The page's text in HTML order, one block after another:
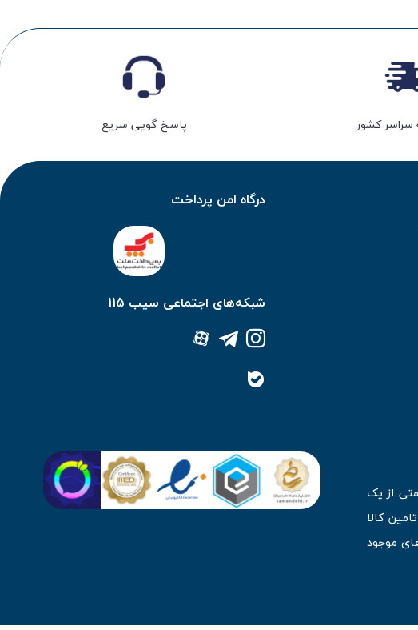
سراسر کشور پاسخ گویی سریع
درگاه امن پرداخت
شبکه‌های اجتماعی سیب 115
شروع قرن جدید ( فروردین 1401) کار خود را آغاز کرد. از آنجایی که گروه سیب 115 قسمتی از یک
کالا
موجود